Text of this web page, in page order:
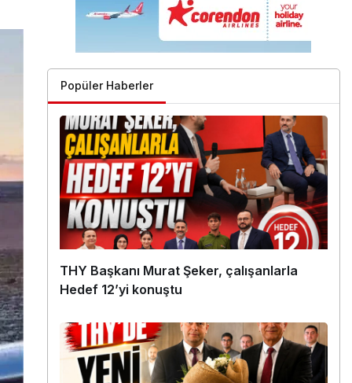
Popüler Haberler
THY Başkanı Murat Şeker, çalışanlarla
Hedef 12’yi konuştu